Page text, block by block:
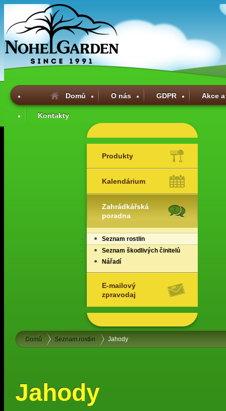
Domů O nás GDPR Akce
Kontakty
Produkty
Kalendárium
Zahrádkářská
poradna
Seznam rostlin
Seznam škodlivých činitelů
Nářadí
E-mailový
zpravodaj
Domů Seznam rostlin Jahody
Jahody